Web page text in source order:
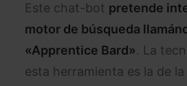
Este chat-bot pretende
motor de búsqueda
«Apprentice Bard». La
esta herramienta es la de